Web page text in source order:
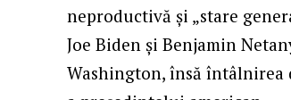
neproductivă și „stare
Joe Biden și Benjamin
Washington, însă întâlnirea